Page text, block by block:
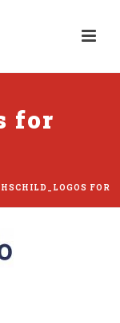
for
FOR